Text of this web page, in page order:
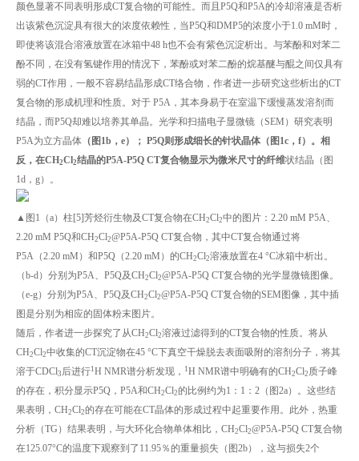
颜色显著不同表明形成CT复合物的可能性。而且P5Q和P5A的冷却溶液是否析
出该紫色沉淀具有很大的浓度依赖性，当P5Q和DMP5的浓度小于1.0 mM时，
即使将该混合溶液放置在冰箱中48 h也不会有紫色沉淀析出。与苯酚和对苯二
酚不同，在没有氢键作用的情况下，苯酚或对苯二酚的烷基醚与醌之间仅具有
弱的CT作用，一般不容易结晶形成CT络合物，作者进一步研究这些析出的CT
复合物的形成机理和性质。对于 P5A，其本身易于在室温下缓慢蒸发溶剂而
结晶，而P5Q却难以培养其单晶。光学和扫描电子显微镜（SEM）研究表明
P5A为立方晶体 （图1b，e） ； P5Q则形成细长的针状晶体（图1c，f）。 相
反 ， 在CH2Cl2结晶的P5A-P5Q CT复合物显示为微米尺寸的纤维状结晶（图
1d，g）。
▲图1（a）柱[5]芳烃衍生物及CT复合物在CH2Cl2中的图片：2.20 mM P5A、
2.20 mM P5Q和CH2Cl2@P5A-P5Q CT复合物，其中CT复合物通过将
P5A（2.20 mM）和P5Q（2.20 mM）的CH2Cl2溶液放置在4 °C冰箱中析出。
（b-d）分别为P5A、P5Q及CH2Cl2@P5A-P5Q CT复合物的光学显微镜图像。
（e-g）分别为P5A、P5Q及CH2Cl2@P5A-P5Q CT复合物的SEM图像，其中插
图是分别为相应的固体粉末图片。
随后，作者进一步探究了从CH2Cl2溶液过滤得到的CT复合物的性质。将从
CH2Cl2中收集的CT沉淀物在45 °C下真空干燥脱去表面吸附的溶剂分子，将其
溶于CDCl3 后进行1 H NMR谱分析发现， 1 H NMR谱中明确有的CH2Cl2 质子峰
的存在，积分显示P5Q，P5A和CH2Cl2的比例约为1：1：2（图2a）。这些结
果表明，CH2Cl2的存在可能在CT晶体的形成过程中起重要作用。此外，热重
分析（TG）结果表明，与大环化合物单体相比，CH2Cl2@P5A-P5Q CT复合物
在125.07°C的温度下观察到了11.95％的重量损失（图2b），这与损失2个